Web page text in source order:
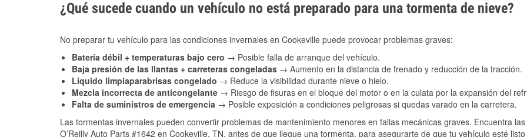
¿Qué sucede cuando un vehículo no está preparado para una tormenta de nieve?
No preparar tu vehículo para las condiciones invernales en Cookeville puede provocar problemas graves:
Batería débil + temperaturas bajo cero → Posible falla de arranque del vehículo.
Baja presión de las llantas + carreteras congeladas → Aumento en la distancia de frenado y reducción de la tracción.
Líquido limpiaparabrisas congelado → Reduce la visibilidad durante nieve o hielo.
Mezcla incorrecta de anticongelante → Riesgo de fisuras en el bloque del motor o en la culata por la expansión del
Falta de suministros de emergencia → Posible exposición a condiciones peligrosas si quedas varado en la carretera.
Las tormentas invernales pueden convertir problemas de mantenimiento menores en fallas mecánicas graves. Encuentra
O’Reilly Auto Parts #1642 en Cookeville, TN, antes de que llegue una tormenta, para asegurarte de que tu vehículo esté